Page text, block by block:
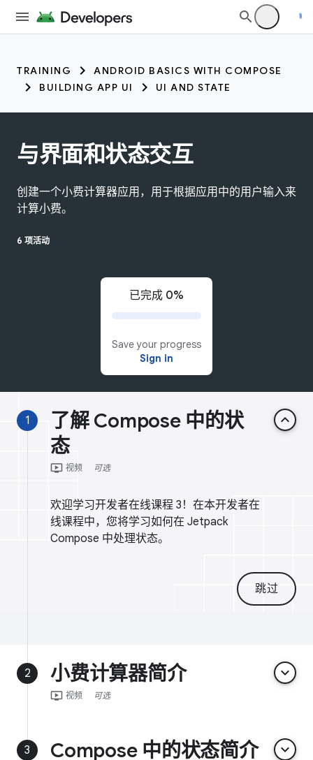
TRAINING
ANDROID BASICS WITH COMPOSE
BUILDING APP UI
UI AND STATE
与界面和状态交互
创建一个小费计算器应用，用于根据应用中的用户输入来
计算小费。
6 项活动
已完成 0%
Save your progress
Sign in
1
了解 Compose 中的状
态
keyboard_arrow_up
ondemand_video 视频 可选
欢迎学习开发者在线课程 3！在本开发者在
线课程中，您将学习如何在 Jetpack
Compose 中处理状态。
跳过
2 小费计算器简介 keyboard_arrow_down
ondemand_video 视频 可选
3 Compose 中的状态简介 keyboard_arrow_down